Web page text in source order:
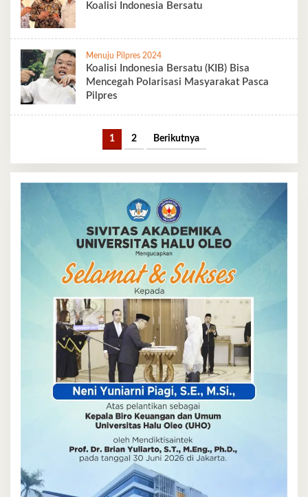
Koalisi Indonesia Bersatu
Menuju Pilpres 2024
Koalisi Indonesia Bersatu (KIB) Bisa
Mencegah Polarisasi Masyarakat Pasca
Pilpres
1 2 Berikutnya